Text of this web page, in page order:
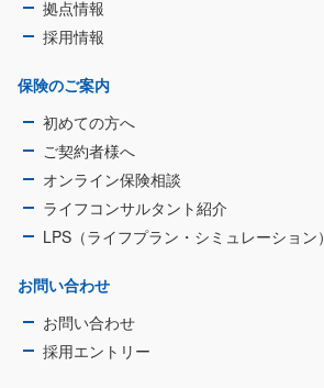
拠点情報
採用情報
保険のご案内
初めての方へ
ご契約者様へ
オンライン保険相談
ライフコンサルタント紹介
LPS（ライフプラン・シミュレーション）
お問い合わせ
お問い合わせ
採用エントリー